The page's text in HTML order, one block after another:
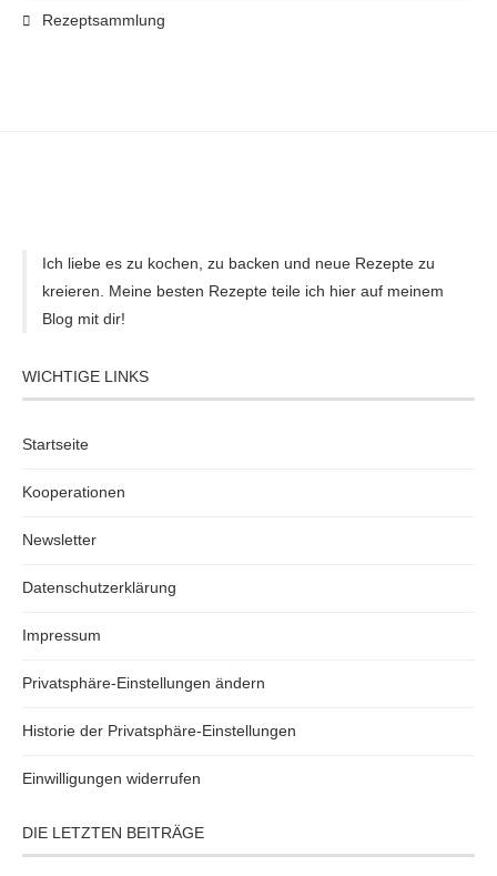
Rezeptsammlung
Ich liebe es zu kochen, zu backen und neue Rezepte zu
kreieren. Meine besten Rezepte teile ich hier auf meinem
Blog mit dir!
WICHTIGE LINKS
Startseite
Kooperationen
Newsletter
Datenschutzerklärung
Impressum
Privatsphäre-Einstellungen ändern
Historie der Privatsphäre-Einstellungen
Einwilligungen widerrufen
DIE LETZTEN BEITRÄGE